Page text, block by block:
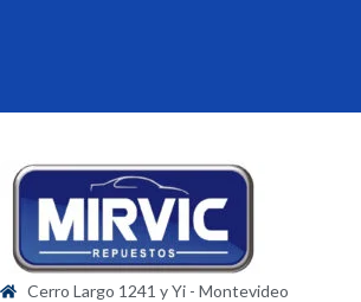
Cerro Largo 1241 y Yi - Montevideo